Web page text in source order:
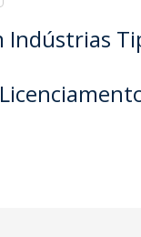
Indústrias